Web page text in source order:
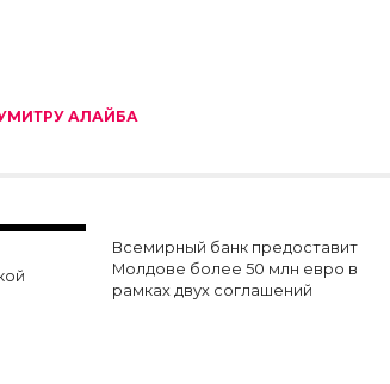
АЛАЙБА
Всемирный банк предоставит
Молдове более 50 млн евро в
рамках двух соглашений